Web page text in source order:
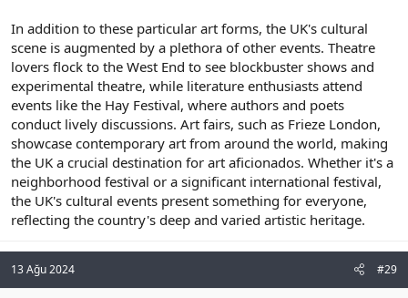
In addition to these particular art forms, the UK's cultural
scene is augmented by a plethora of other events. Theatre
lovers flock to the West End to see blockbuster shows and
experimental theatre, while literature enthusiasts attend
events like the Hay Festival, where authors and poets
conduct lively discussions. Art fairs, such as Frieze London,
showcase contemporary art from around the world, making
the UK a crucial destination for art aficionados. Whether it's a
neighborhood festival or a significant international festival,
the UK's cultural events present something for everyone,
reflecting the country's deep and varied artistic heritage.
13 Ağu 2024 #29